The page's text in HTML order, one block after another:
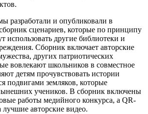
разработали и опубликовали в
сценариев, которые по принципу
использовать другие библиотеки и
Сборник включает авторские
других патриотических
вовлекают школьников в совместное
детям прочувствовать истории
подвигами земляков, которые
учеников. В сборник включены
работы медийного конкурса, а QR-
авторские видео.